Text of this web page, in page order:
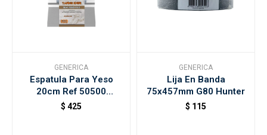
GENERICA
Espatula Para Yeso
20cm Ref 50500
Rollingdog
$ 425
GENERICA
Lija En Banda
75x457mm G80 Hunter
$ 115